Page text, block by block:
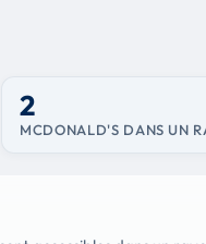
2
MCDONALD'S DANS UN